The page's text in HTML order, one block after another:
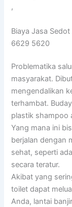
,
Biaya Jasa
6629 5620
Problematika
masyarakat.
mengendalikan
terhambat.
plastik shampoo
Yang mana ini
berjalan dengan
sehat, seperti
secara teratur.
Akibat yang
toilet dapat
Anda, lantai